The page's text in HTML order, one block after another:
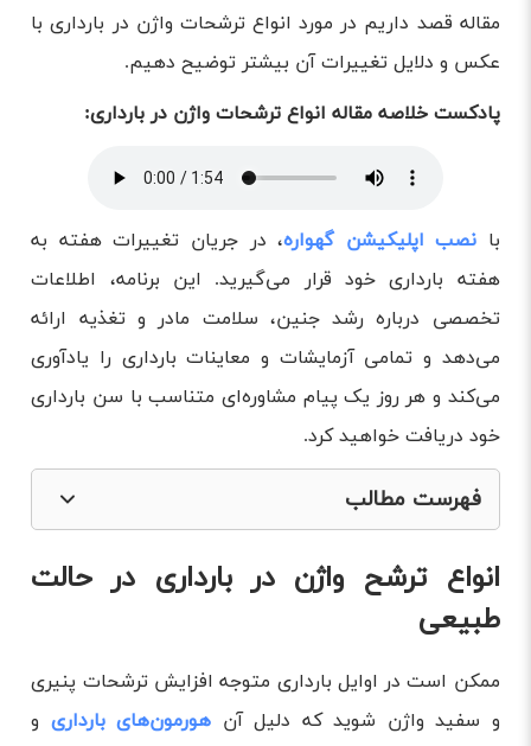
مقاله قصد داریم در مورد انواع ترشحات واژن در بارداری با
عکس و دلایل تغییرات آن بیشتر توضیح دهیم.
پادکست خلاصه مقاله انواع ترشحات واژن در بارداری:
با نصب اپلیکیشن گهواره، در جریان تغییرات هفته به
هفته بارداری خود قرار می‌گیرید. این برنامه، اطلاعات
تخصصی درباره رشد جنین، سلامت مادر و تغذیه ارائه
می‌دهد و تمامی آزمایشات و معاینات بارداری را یادآوری
می‌کند و هر روز یک پیام مشاوره‌ای متناسب با سن بارداری
خود دریافت خواهید کرد.
فهرست مطالب
علت ترشحات واژن در بارداری چیست؟
انواع رنگ ترشحات بارداری نشانه چیست
جلوگیری و کاهش ترشحات غیر طبیعی واژن در بارداری
چه زمانی به پزشک مراجعه کنید؟
انواع ترشح واژن در بارداری در حالت
طبیعی
ممکن است در اوایل بارداری متوجه افزایش ترشحات پنیری
و سفید واژن شوید که دلیل آن هورمون‌های بارداری و